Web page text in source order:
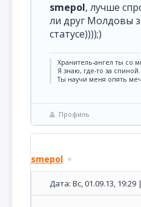
smepol, лучше
ли друг Молдовы
статусе))));)
Хранитель-ангел ты со
Я знаю, где-то за спиной.
Ты научи меня опять
Профиль
smepol
Дата: Вс, 01.09.13,